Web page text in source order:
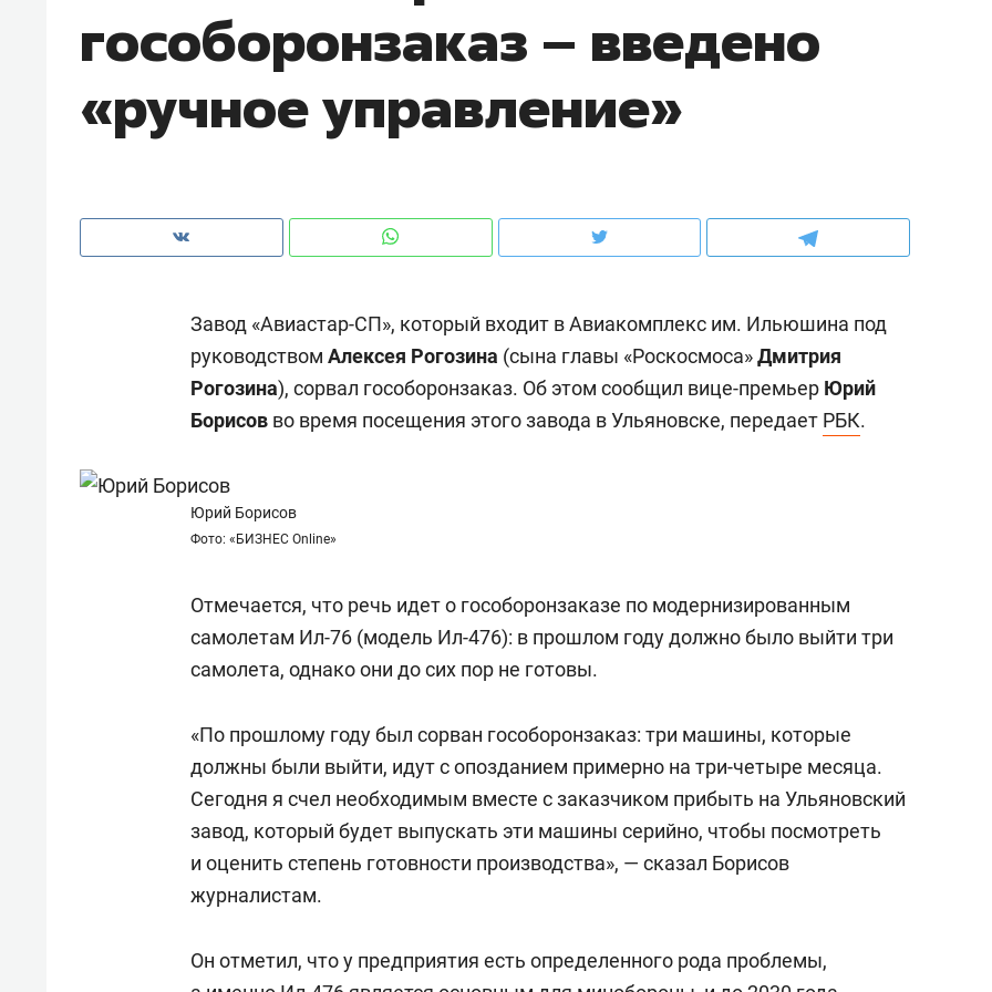
гособоронзаказ – введено
«ручное управление»
Завод «Авиастар-СП», который входит в Авиакомплекс им. Ильюшина под
руководством Алексея Рогозина (сына главы «Роскосмоса»Дмитрия
Рогозина), сорвал гособоронзаказ. Об этом сообщил вице-премьер Юрий
Борисов во время посещения этого завода в Ульяновске, передает РБК.
Юрий Борисов
Фото: «БИЗНЕС Online»
Отмечается, что речь идет о гособоронзаказе по модернизированным
самолетам Ил-76 (модель Ил-476): в прошлом году должно было выйти три
самолета, однако они до сих пор не готовы.
«По прошлому году был сорван гособоронзаказ: три машины, которые
должны были выйти, идут с опозданием примерно на три-четыре месяца.
Сегодня я счел необходимым вместе с заказчиком прибыть на Ульяновский
завод, который будет выпускать эти машины серийно, чтобы посмотреть
и оценить степень готовности производства», — сказал Борисов
журналистам.
Он отметил, что у предприятия есть определенного рода проблемы,
чем интересен Оман?
и чудных запросах мастеров
налогах и развитии без
Падел, фитнес, танцы и даже
стал Меккой для любителей
Психотерапевт «Фороса»:
Рекомендуем
Дизайнер-прораб